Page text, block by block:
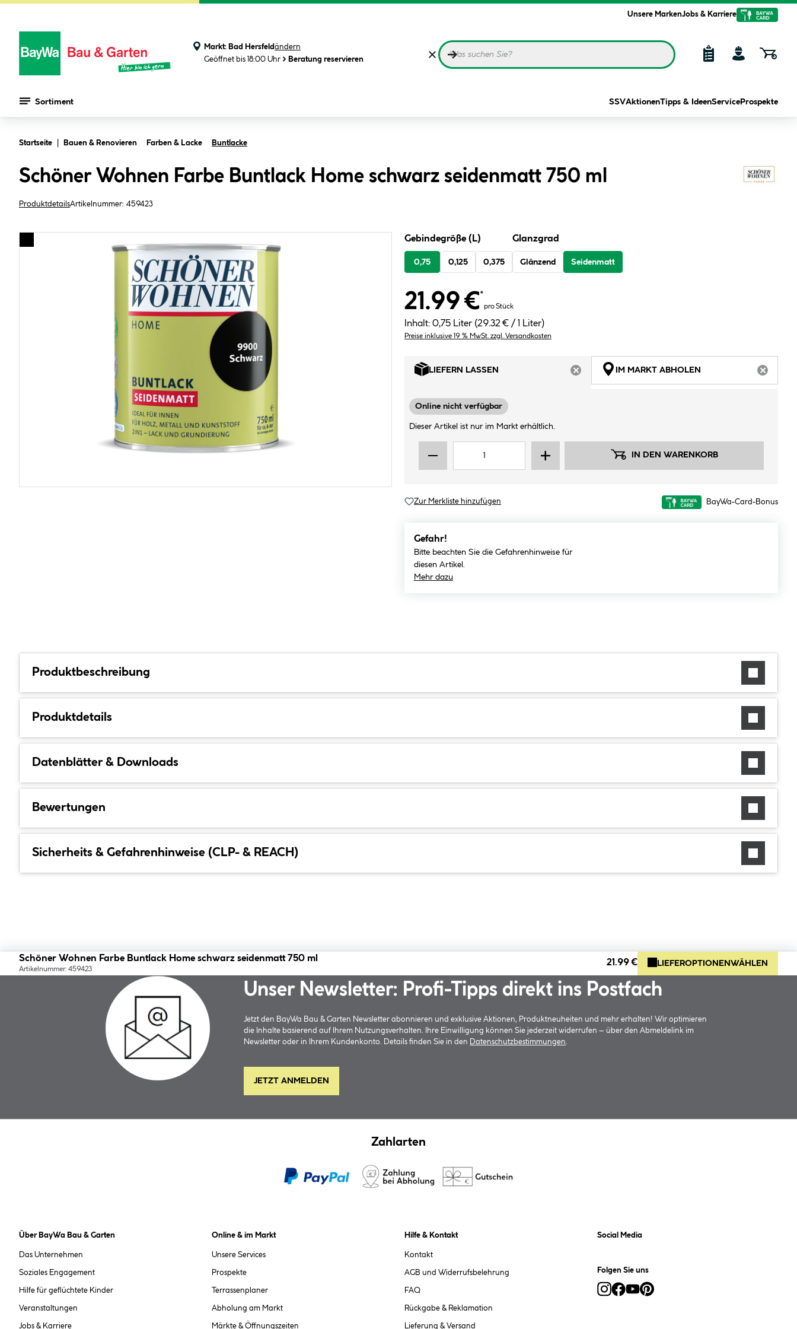
Unsere MarkenJobs & Karriere
Markt: Bad Hersfeldändern
Geöffnet bis 18:00 Uhr
Beratung reservieren
Sortiment SSVAktionenTipps & IdeenService Prospekte
Startseite Bauen & Renovieren Farben & Lacke Buntlacke
Schöner Wohnen Farbe Buntlack Home schwarz seidenmatt 750 ml
ProduktdetailsArtikelnummer: 459423
Gebindegröße (L)
0,75 0,125 0,375
Glanzgrad
Glänzend Seidenmatt
21.99 €*
pro Stück
Inhalt: 0,75 Liter (29.32 € / 1 Liter)
Preise inklusive 19 % MwSt. zzgl. Versandkosten
LIEFERN LASSEN
ARTIKEL NICHT VERFÜGBAR
IM MARKT ABHOLEN
Online nicht verfügbar
Dieser Artikel ist nur im Markt erhältlich.
IN DEN WARENKORB
Zur Merkliste hinzufügen BayWa-Card-Bonus
Gefahr!
Bitte beachten Sie die Gefahrenhinweise für
diesen Artikel.
Mehr dazu
Produktbeschreibung
Produktdetails
Datenblätter & Downloads
Bewertungen
Sicherheits & Gefahrenhinweise (CLP- & REACH)
Schöner Wohnen Farbe Buntlack Home schwarz seidenmatt 750 ml
Artikelnummer: 459423
21.99 € LIEFEROPTIONEN WÄHLEN
Unser Newsletter: Profi-Tipps direkt ins Postfach
Jetzt den BayWa Bau & Garten Newsletter abonnieren und exklusive Aktionen, Produktneuheiten und mehr erhalten! Wir optimieren
die Inhalte basierend auf Ihrem Nutzungsverhalten. Ihre Einwilligung können Sie jederzeit widerrufen – über den Abmeldelink im
Newsletter oder in Ihrem Kundenkonto. Details finden Sie in den
Datenschutzbestimmungen
JETZT ANMELDEN
Zahlarten
Über BayWa Bau & Garten
Das Unternehmen
Soziales Engagement
Hilfe für geflüchtete Kinder
Veranstaltungen
Jobs & Karriere
Online & im Markt
Unsere Services
Prospekte
Terrassenplaner
Abholung am Markt
Märkte & Öffnungszeiten
Hilfe & Kontakt
Kontakt
AGB und Widerrufsbelehrung
FAQ
Rückgabe & Reklamation
Lieferung & Versand
Social Media
Folgen Sie uns